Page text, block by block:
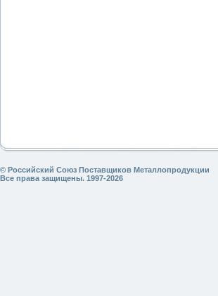
© Российский Союз Поставщиков Металлопродукции
Все права защищены. 1997-2026